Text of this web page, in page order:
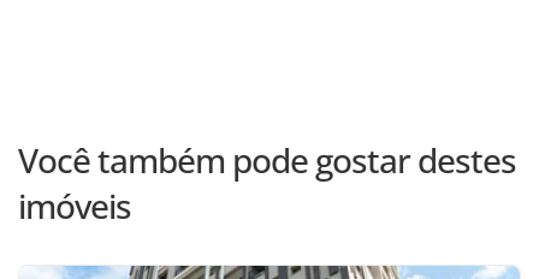
Você também pode gostar destes
imóveis